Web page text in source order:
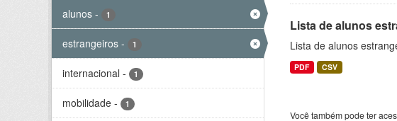
alunos - 1
estrangeiros - 1
internacional - 1
mobilidade - 1
Lista de alunos
Lista de alunos
PDF CSV
Você também pode ter